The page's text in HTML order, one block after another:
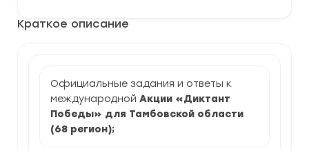
Краткое описание
Официальные задания и ответы к
международной Акции «Диктант
Победы» для Тамбовской области
(68 регион);
Тамбовской